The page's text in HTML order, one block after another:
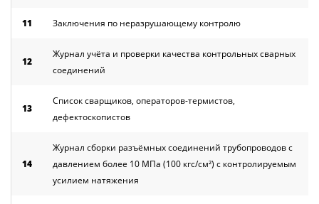
11 Заключения по неразрушающему контролю
12
Журнал учёта и проверки качества контрольных сварных
соединений
13
Список сварщиков, операторов-термистов,
дефектоскопистов
14
Журнал сборки разъёмных соединений трубопроводов с
давлением более 10 МПа (100 кгс/см²) с контролируемым
усилием натяжения